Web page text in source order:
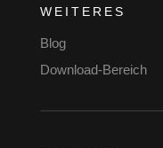
WEITERES
Blog
Download-Bereich